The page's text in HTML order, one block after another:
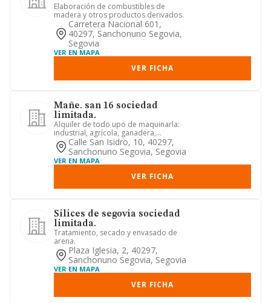
Elaboración de combustibles de
madera y otros productos derivados.
Carretera Nacional 601,
40297, Sanchonuno Segovia,
Segovia
VER EN MAPA
VER FICHA
Mañe. san 16 sociedad
limitada.
Alquiler de todo upo de maquinarla:
industrial, agrícola, ganadera,
transporte, -movimiento de árid...
Calle San Isidro, 10, 40297,
Sanchonuno Segovia, Segovia
VER EN MAPA
VER FICHA
Silices de segovia sociedad
limitada.
Tratamiento, secado y envasado de
arena.
Plaza Iglesia, 2, 40297,
Sanchonuno Segovia, Segovia
VER EN MAPA
VER FICHA